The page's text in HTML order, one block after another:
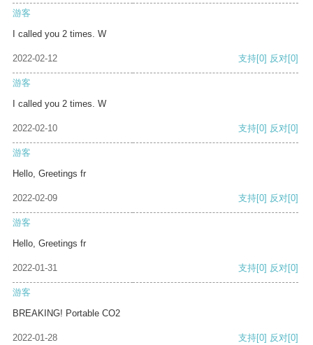
游客
I called you 2 times. W
2022-02-12 支持[0] 反对[0]
游客
I called you 2 times. W
2022-02-10 支持[0] 反对[0]
游客
Hello, Greetings fr
2022-02-09 支持[0] 反对[0]
游客
Hello, Greetings fr
2022-01-31 支持[0] 反对[0]
游客
BREAKING! Portable CO2
2022-01-28 支持[0] 反对[0]